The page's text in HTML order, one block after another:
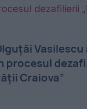
procesul
Craiova”